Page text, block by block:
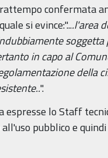
confermata
si evince:"....l'area
in capo al
della
".
espresse lo Staff
pubblico e